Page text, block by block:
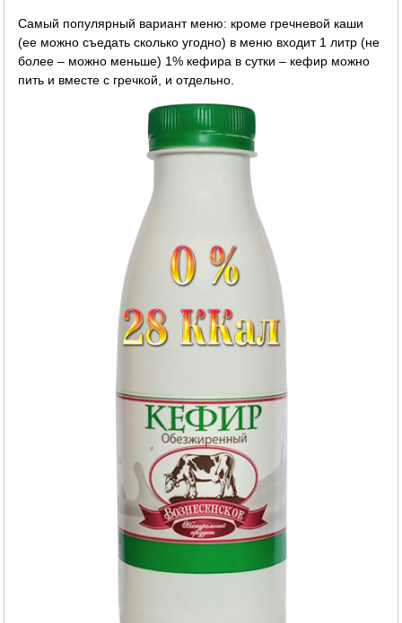
Самый популярный вариант меню: кроме гречневой каши
(ее можно съедать сколько угодно) в меню входит 1 литр (не
более – можно меньше) 1% кефира в сутки – кефир можно
пить и вместе с гречкой, и отдельно.